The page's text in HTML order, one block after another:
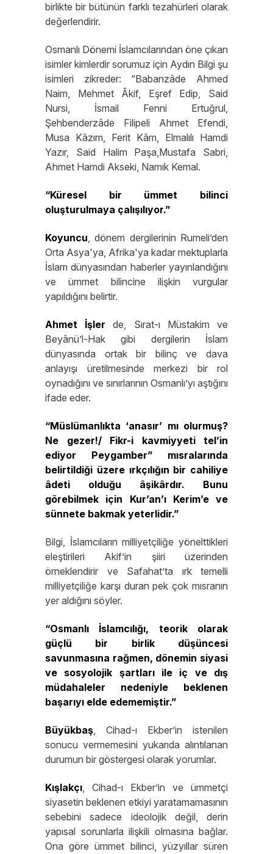
birlikte bir bütünün farklı tezahürleri olarak
değerlendirir.
Osmanlı Dönemi İslamcılarından öne çıkan
isimler kimlerdir sorumuz için Aydın Bilgi şu
isimleri zikreder: “Babanzâde Ahmed
Naim, Mehmet Âkif, Eşref Edip, Said
Nursi, İsmail Fenni Ertuğrul,
Şehbenderzâde Filipeli Ahmet Efendi,
Musa Kâzım, Ferit Kâm, Elmalılı Hamdi
Yazır, Said Halim Paşa,Mustafa Sabri,
Ahmet Hamdi Akseki, Namık Kemal.
“Küresel bir ümmet bilinci
oluşturulmaya çalışılıyor.”
Koyuncu, dönem dergilerinin Rumeli’den
Orta Asya'ya, Afrika'ya kadar mektuplarla
İslam dünyasından haberler yayınlandığını
ve ümmet bilincine ilişkin vurgular
yapıldığını belirtir.
Ahmet İşler de, Sırat-ı Müstakim ve
Beyânü’l-Hak gibi dergilerin İslam
dünyasında ortak bir bilinç ve dava
anlayışı üretilmesinde merkezi bir rol
oynadığını ve sınırlarının Osmanlı’yı aştığını
ifade eder.
“Müslümanlıkta ‘anasır’ mı olurmuş?
Ne gezer!/ Fikr-i kavmiyyeti tel’in
ediyor Peygamber” mısralarında
belirtildiği üzere ırkçılığın bir cahiliye
âdeti olduğu âşikârdır. Bunu
görebilmek için Kur’an’ı Kerim’e ve
sünnete bakmak yeterlidir.”
Bilgi, İslamcıların milliyetçiliğe yönelttikleri
eleştirileri Akif’in şiiri üzerinden
örneklendirir ve Safahat’ta ırk temelli
milliyetçiliğe karşı duran pek çok mısranın
yer aldığını söyler.
“Osmanlı İslamcılığı, teorik olarak
güçlü bir birlik düşüncesi
savunmasına rağmen, dönemin siyasi
ve sosyolojik şartları ile iç ve dış
müdahaleler nedeniyle beklenen
başarıyı elde edememiştir.”
Büyükbaş, Cihad-ı Ekber’in istenilen
sonucu vermemesini yukarıda alıntılanan
durumun bir göstergesi olarak yorumlar.
Kışlakçı, Cihad-ı Ekber’in ve ümmetçi
siyasetin beklenen etkiyi yaratamamasının
sebebini sadece ideolojik değil, derin
yapısal sorunlarla ilişkili olmasına bağlar.
Ona göre ümmet bilinci, yüzyıllar süren